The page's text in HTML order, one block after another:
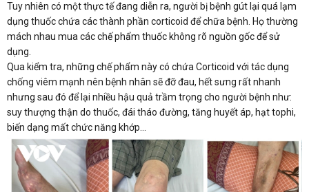
Tuy nhiên có một thực tế đang diễn ra, người bị bệnh gút lại quá lạm
dụng thuốc chứa các thành phần corticoid để chữa bệnh. Họ thường
mách nhau mua các chế phẩm thuốc không rõ nguồn gốc để sử
dụng.
Qua kiểm tra, những chế phẩm này có chứa Corticoid với tác dụng
chống viêm mạnh nên bệnh nhân sẽ đỡ đau, hết sưng rất nhanh
nhưng sau đó để lại nhiều hậu quả trầm trọng cho người bệnh như:
suy thượng thận do thuốc, đái tháo đường, tăng huyết áp, hạt tophi,
biến dạng mất chức năng khớp…